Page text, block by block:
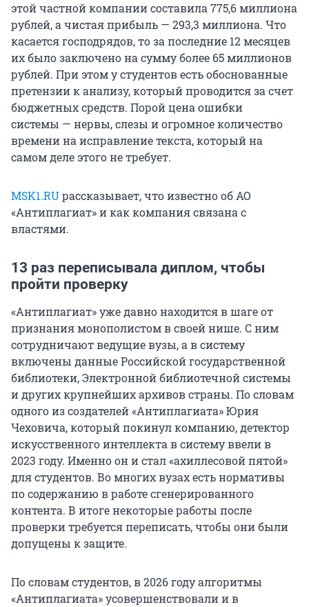
этой частной компании составила775,6 миллиона
рублей, а чистая прибыль — 293,3 миллиона. Что
касается господрядов, то за последние 12 месяцев
их было заключено на сумму более 65 миллионов
рублей. При этом у студентов есть обоснованные
претензии к анализу, который проводится за счет
бюджетных средств. Порой цена ошибки
системы — нервы, слезы и огромное количество
времени на исправление текста, который на
самом деле этого не требует.
MSK1.RUрассказывает, что известно об АО
«Антиплагиат» и как компания связана с
властями.
13 раз переписывала диплом, чтобы
пройти проверку
«Антиплагиат» уже давно находится в шаге от
признания монополистом в своей нише. С ним
сотрудничают ведущие вузы, а в систему
включены данные Российской государственной
библиотеки, Электронной библиотечной системы
и других крупнейших архивов страны. По словам
одного из создателей «Антиплагиата» Юрия
Чеховича, который покинул компанию, детектор
искусственного интеллекта в систему ввели в
2023 году. Именно он и стал «ахиллесовой пятой»
для студентов. Во многих вузах есть нормативы
по содержанию в работе сгенерированного
контента. В итоге некоторые работы после
проверки требуется переписать, чтобы они были
допущены к защите.
По словам студентов, в 2026 году алгоритмы
«Антиплагиата» усовершенствовали и в